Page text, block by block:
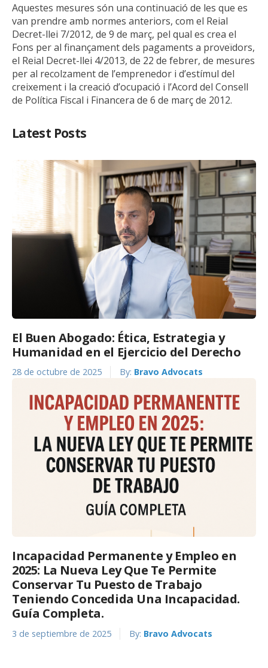
Aquestes mesures són una continuació de les que es
van prendre amb normes anteriors, com el Reial
Decret-llei 7/2012, de 9 de març, pel qual es crea el
Fons per al finançament dels pagaments a proveïdors,
el Reial Decret-llei 4/2013, de 22 de febrer, de mesures
per al recolzament de l’emprenedor i d’estímul del
creixement i la creació d’ocupació i l’Acord del Consell
de Política Fiscal i Financera de 6 de març de 2012.
Latest Posts
El Buen Abogado: Ética, Estrategia y
Humanidad en el Ejercicio del Derecho
28 de octubre de 2025 By: Bravo Advocats
Incapacidad Permanente y Empleo en
2025: La Nueva Ley Que Te Permite
Conservar Tu Puesto de Trabajo
Teniendo Concedida Una Incapacidad.
Guía Completa.
3 de septiembre de 2025 By: Bravo Advocats